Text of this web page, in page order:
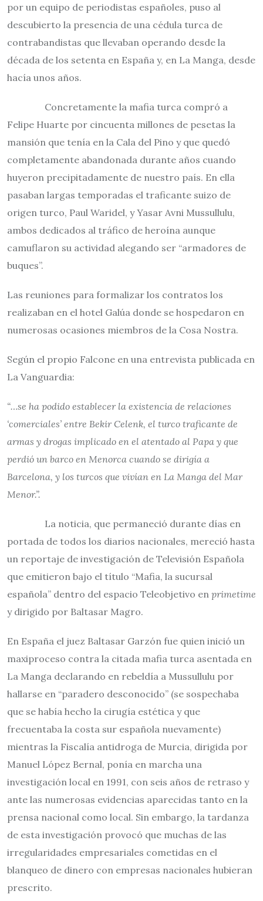
por un equipo de periodistas españoles, puso al
descubierto la presencia de una cédula turca de
contrabandistas que llevaban operando desde la
década de los setenta en España y, en La Manga, desde
hacía unos años.
Concretamente la mafia turca compró a
Felipe Huarte por cincuenta millones de pesetas la
mansión que tenía en la Cala del Pino y que quedó
completamente abandonada durante años cuando
huyeron precipitadamente de nuestro país. En ella
pasaban largas temporadas el traficante suizo de
origen turco, Paul Waridel, y Yasar Avni Mussullulu,
ambos dedicados al tráfico de heroína aunque
camuflaron su actividad alegando ser “armadores de
buques”.
Las reuniones para formalizar los contratos los
realizaban en el hotel Galúa donde se hospedaron en
numerosas ocasiones miembros de la Cosa Nostra.
Según el propio Falcone en una entrevista publicada en
La Vanguardia:
“…se ha podido establecer la existencia de relaciones
‘comerciales’ entre Bekir Celenk, el turco traficante de
armas y drogas implicado en el atentado al Papa y que
perdió un barco en Menorca cuando se dirigía a
Barcelona, y los turcos que vivían en La Manga del Mar
Menor.”.
La noticia, que permaneció durante días en
portada de todos los diarios nacionales, mereció hasta
un reportaje de investigación de Televisión Española
que emitieron bajo el título “Mafia, la sucursal
española” dentro del espacio Teleobjetivo en primetime
y dirigido por Baltasar Magro.
En España el juez Baltasar Garzón fue quien inició un
maxiproceso contra la citada mafia turca asentada en
La Manga declarando en rebeldía a Mussullulu por
hallarse en “paradero desconocido” (se sospechaba
que se había hecho la cirugía estética y que
frecuentaba la costa sur española nuevamente)
mientras la Fiscalía antidroga de Murcia, dirigida por
Manuel López Bernal, ponía en marcha una
investigación local en 1991, con seis años de retraso y
ante las numerosas evidencias aparecidas tanto en la
prensa nacional como local. Sin embargo, la tardanza
de esta investigación provocó que muchas de las
irregularidades empresariales cometidas en el
blanqueo de dinero con empresas nacionales hubieran
prescrito.